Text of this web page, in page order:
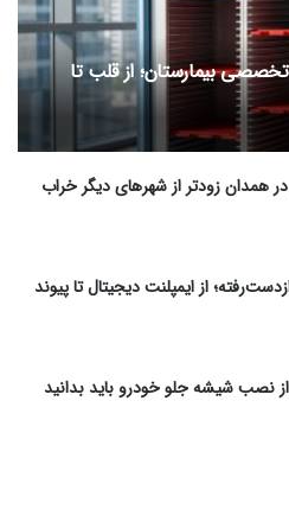
بیمارستان؛ از قلب تا
همدان زودتر از شهرهای دیگر خراب
از ایمپلنت دیجیتال تا پیوند